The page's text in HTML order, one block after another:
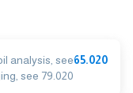
65.020
analysis, see
see 79.020